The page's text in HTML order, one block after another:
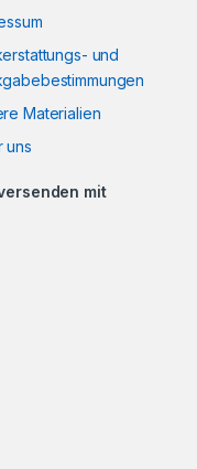
und
Materialien
uns
mit